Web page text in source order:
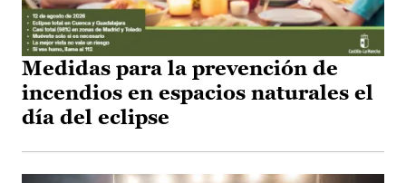
Medidas para la prevención de
incendios en espacios naturales el
día del eclipse